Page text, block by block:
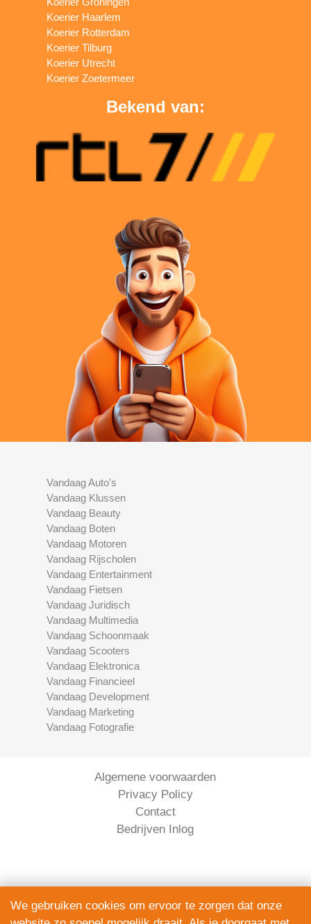
Koerier Haarlem
Koerier Rotterdam
Koerier Tilburg
Koerier Utrecht
Koerier Zoetermeer
Bekend van:
Vandaag Auto's
Vandaag Klussen
Vandaag Beauty
Vandaag Boten
Vandaag Motoren
Vandaag Rijscholen
Vandaag Entertainment
Vandaag Fietsen
Vandaag Juridisch
Vandaag Multimedia
Vandaag Schoonmaak
Vandaag Scooters
Vandaag Elektronica
Vandaag Financieel
Vandaag Development
Vandaag Marketing
Vandaag Fotografie
Algemene voorwaarden
Privacy Policy
Contact
Bedrijven Inlog
We gebruiken cookies om ervoor te zorgen dat onze